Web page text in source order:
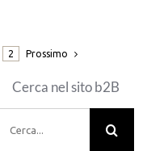
2 Prossimo
Cerca nel sito b2B
per: